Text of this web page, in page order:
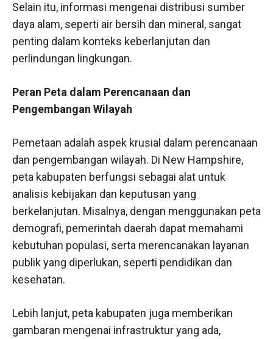
Selain itu, informasi mengenai distribusi sumber
daya alam, seperti air bersih dan mineral, sangat
penting dalam konteks keberlanjutan dan
perlindungan lingkungan.
Peran Peta dalam Perencanaan dan
Pengembangan Wilayah
Pemetaan adalah aspek krusial dalam perencanaan
dan pengembangan wilayah. Di New Hampshire,
peta kabupaten berfungsi sebagai alat untuk
analisis kebijakan dan keputusan yang
berkelanjutan. Misalnya, dengan menggunakan peta
demografi, pemerintah daerah dapat memahami
kebutuhan populasi, serta merencanakan layanan
publik yang diperlukan, seperti pendidikan dan
kesehatan.
Lebih lanjut, peta kabupaten juga memberikan
gambaran mengenai infrastruktur yang ada,